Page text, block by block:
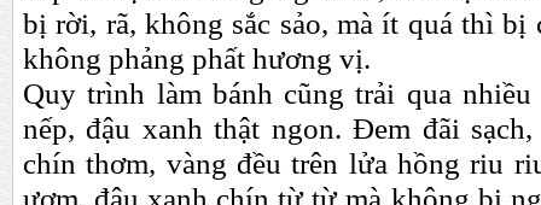
bị rời, rã, không sắc sảo, mà ít quá thì bị
không phảng phất hương vị.
Quy trình làm bánh cũng trải qua
nếp, đậu xanh thật ngon. Đem đãi
chín thơm, vàng đều trên lửa hồng riu